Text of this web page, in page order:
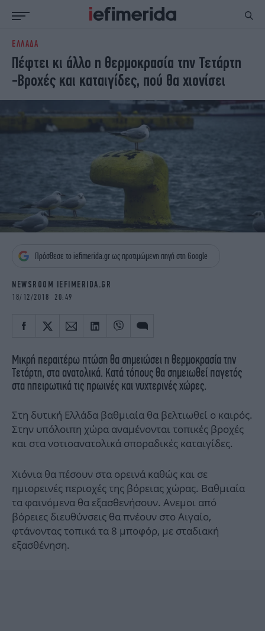
ΕΙΔΗΣΕΙΣ
NON PAPER
ΕΛΛΑΔΑ
ΟΙΚΟΝΟΜΙΑ
ΚΟΣΜΟΣ
ΠΟΛΙΤΙΣΜΟΣ
ΠΑΝΕΛΛΗΝΙΕΣ
ΖΩΗ
ΣΠΟΡ
ΓΥΝΑΙΚΑ
ENGLISH EDITION
STORIES
TRAVEL
ΥΓΕΙΑ
DESIGN
ΟΛΥΜΠΙΑΚΟΙ ΑΓΩΝΕΣ
EURO
GREEN
iOPINIONS
iGASTRONOMIE
OSCARS
ΕΛΛΑΔΑ
Πέφτει κι άλλο η θερμοκρασία την Τετάρτη
-Βροχές και καταιγίδες, πού θα χιονίσει
Πρόσθεσε το iefimerida.gr ως προτιμώμενη πηγή στη Google
NEWSROOM IEFIMERIDA.GR
18/12/2018 20:49
Μικρή περαιτέρω πτώση θα σημειώσει η θερμοκρασία την
Τετάρτη, στα ανατολικά. Κατά τόπους θα σημειωθεί παγετός
στα ηπειρωτικά τις πρωινές και νυχτερινές χώρες.
Στη δυτική Ελλάδα βαθμιαία θα βελτιωθεί ο καιρός.
Στην υπόλοιπη χώρα αναμένονται τοπικές βροχές
και στα νοτιοανατολικά σποραδικές καταιγίδες.
Χιόνια θα πέσουν στα ορεινά καθώς και σε
ημιορεινές περιοχές της βόρειας χώρας. Βαθμιαία
τα φαινόμενα θα εξασθενήσουν. Ανεμοι από
βόρειες διευθύνσεις θα πνέουν στο Αιγαίο,
φτάνοντας τοπικά τα 8 μποφόρ, με σταδιακή
εξασθένηση.